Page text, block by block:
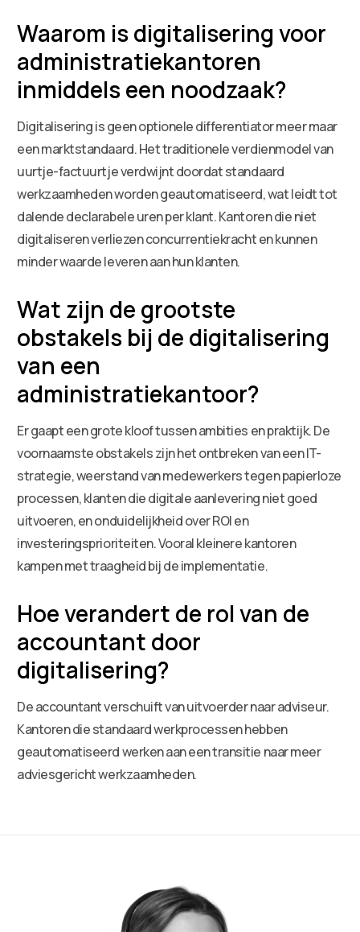
Waarom is digitalisering voor
administratiekantoren
inmiddels een noodzaak?
Digitalisering is geen optionele differentiator meer maar
een marktstandaard. Het traditionele verdienmodel van
uurtje-factuurtje verdwijnt doordat standaard
werkzaamheden worden geautomatiseerd, wat leidt tot
dalende declarabele uren per klant. Kantoren die niet
digitaliseren verliezen concurrentiekracht en kunnen
minder waarde leveren aan hun klanten.
Wat zijn de grootste
obstakels bij de digitalisering
van een
administratiekantoor?
Er gaapt een grote kloof tussen ambities en praktijk. De
voornaamste obstakels zijn het ontbreken van een IT-
strategie, weerstand van medewerkers tegen papierloze
processen, klanten die digitale aanlevering niet goed
uitvoeren, en onduidelijkheid over ROI en
investeringsprioriteiten. Vooral kleinere kantoren
kampen met traagheid bij de implementatie.
Hoe verandert de rol van de
accountant door
digitalisering?
De accountant verschuift van uitvoerder naar adviseur.
Kantoren die standaard werkprocessen hebben
geautomatiseerd werken aan een transitie naar meer
adviesgericht werkzaamheden.